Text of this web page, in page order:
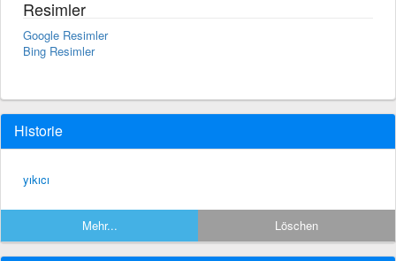
Resimler
Google Resimler
Bing Resimler
Historie
yıkıcı
Mehr... Löschen